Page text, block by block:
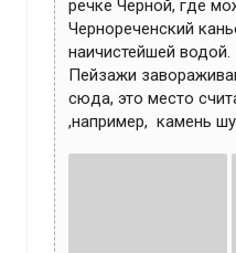
речке Чёрной, где
Чернореченский
наичистейшей водой.
Пейзажи
сюда, это место
,например,  камень